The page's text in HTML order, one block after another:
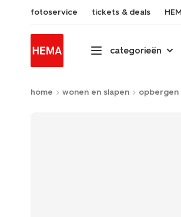
fotoservice tickets & deals
categorieën
home wonen en slapen opbergen